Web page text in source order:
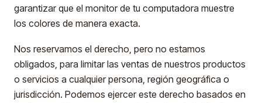
garantizar que el monitor de tu computadora muestre
los colores de manera exacta.
Nos reservamos el derecho, pero no estamos
obligados, para limitar las ventas de nuestros productos
o servicios a cualquier persona, región geográfica o
jurisdicción. Podemos ejercer este derecho basados en